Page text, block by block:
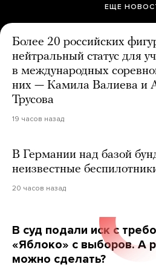
ЕЩЕ
Более 20 российских
нейтральный статус для
в международных
них — Камила Валиева и
Трусова
19 часов назад
В Германии над базой
неизвестные
20 часов назад
В суд подали иск с
«Яблоко» с выборов. А
можно сделать?